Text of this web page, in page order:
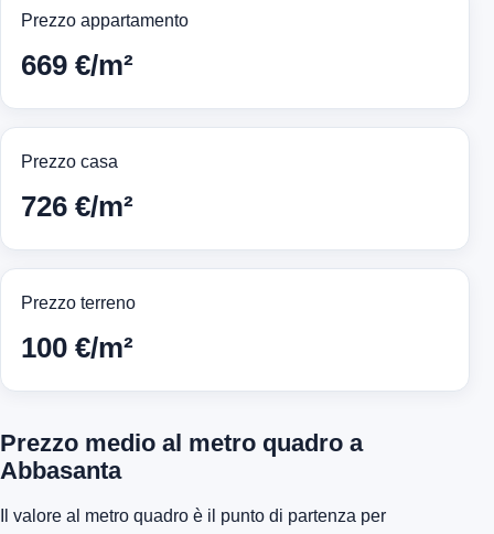
Prezzo appartamento
669 €/m²
Prezzo casa
726 €/m²
Prezzo terreno
100 €/m²
Prezzo medio al metro quadro a
Abbasanta
Il valore al metro quadro è il punto di partenza per